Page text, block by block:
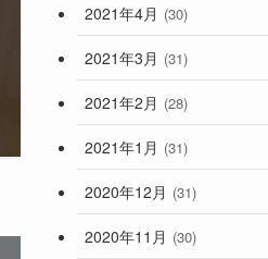
2021年4月 (30)
2021年3月 (31)
2021年2月 (28)
2021年1月 (31)
2020年12月 (31)
2020年11月 (30)